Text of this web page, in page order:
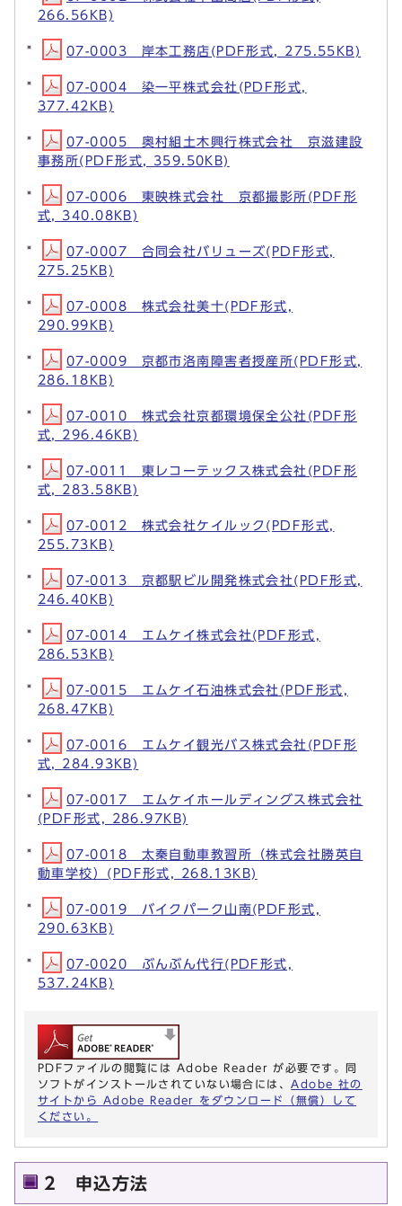
266.56KB)
07-0003 岸本工務店(PDF形式, 275.55KB)
07-0004 染一平株式会社(PDF形式,
377.42KB)
07-0005 奥村組土木興行株式会社 京滋建設
事務所(PDF形式, 359.50KB)
07-0006 東映株式会社 京都撮影所(PDF形
式, 340.08KB)
07-0007 合同会社バリューズ(PDF形式,
275.25KB)
07-0008 株式会社美十(PDF形式,
290.99KB)
07-0009 京都市洛南障害者授産所(PDF形式,
286.18KB)
07-0010 株式会社京都環境保全公社(PDF形
式, 296.46KB)
07-0011 東レコーテックス株式会社(PDF形
式, 283.58KB)
07-0012 株式会社ケイルック(PDF形式,
255.73KB)
07-0013 京都駅ビル開発株式会社(PDF形式,
246.40KB)
07-0014 エムケイ株式会社(PDF形式,
286.53KB)
07-0015 エムケイ石油株式会社(PDF形式,
268.47KB)
07-0016 エムケイ観光バス株式会社(PDF形
式, 284.93KB)
07-0017 エムケイホールディングス株式会社
(PDF形式, 286.97KB)
07-0018 太秦自動車教習所（株式会社勝英自
動車学校）(PDF形式, 268.13KB)
07-0019 バイクパーク山南(PDF形式,
290.63KB)
07-0020 ぶんぶん代行(PDF形式,
537.24KB)
PDFファイルの閲覧には Adobe Reader が必要です。同
ソフトがインストールされていない場合には、Adobe 社の
サイトから Adobe Reader をダウンロード（無償）して
ください。
2 申込方法